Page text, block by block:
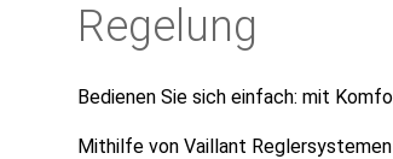
Regelung
Bedienen Sie sich einfach: mit
Mithilfe von Vaillant